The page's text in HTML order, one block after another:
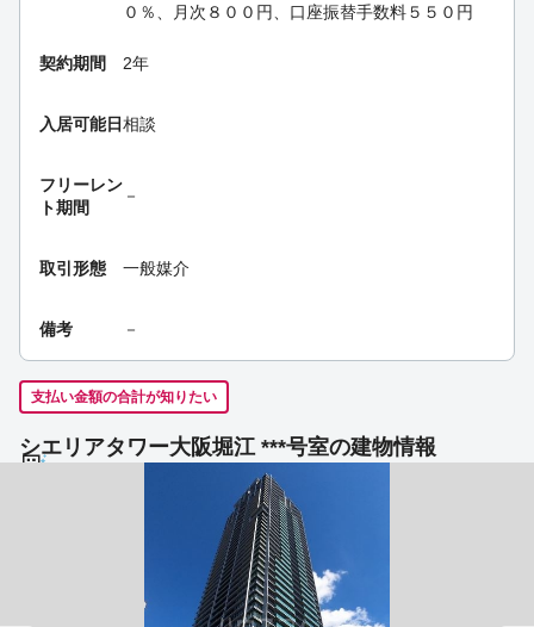
０％、月次８００円、口座振替手数料５５０円
契約期間 2年
入居可能日相談
フリーレン
ト期間
－
取引形態 一般媒介
備考 －
支払い金額の合計が知りたい
シエリアタワー大阪堀江 ***号室の建物情報